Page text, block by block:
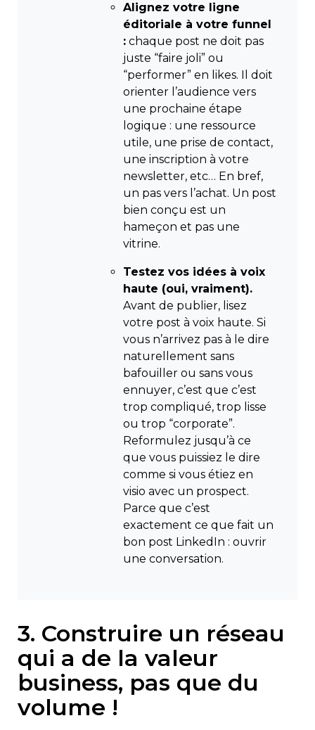
Alignez votre ligne
éditoriale à votre funnel
: chaque post ne doit pas
juste “faire joli” ou
“performer” en likes. Il doit
orienter l’audience vers
une prochaine étape
logique : une ressource
utile, une prise de contact,
une inscription à votre
newsletter, etc… En bref,
un pas vers l’achat. Un post
bien conçu est un
hameçon et pas une
vitrine.
Testez vos idées à voix
haute (oui, vraiment).
Avant de publier, lisez
votre post à voix haute. Si
vous n’arrivez pas à le dire
naturellement sans
bafouiller ou sans vous
ennuyer, c’est que c’est
trop compliqué, trop lisse
ou trop “corporate”.
Reformulez jusqu’à ce
que vous puissiez le dire
comme si vous étiez en
visio avec un prospect.
Parce que c’est
exactement ce que fait un
bon post LinkedIn : ouvrir
une conversation.
3. Construire un réseau
qui a de la valeur
business, pas que du
volume !